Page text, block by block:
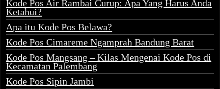
Kode Pos Air Rambai Curup: Apa Yang Harus Anda
Ketahui?
Apa itu Kode Pos Belawa?
Kode Pos Cimareme Ngamprah Bandung Barat
Kode Pos Mangsang – Kilas Mengenai Kode Pos di
Kecamatan Palembang
Kode Pos Sipin Jambi